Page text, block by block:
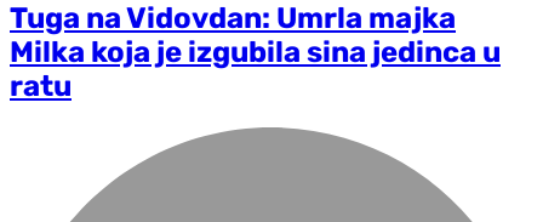
Tuga na Vidovdan: Umrla majka
Milka koja je izgubila sina jedinca u
ratu